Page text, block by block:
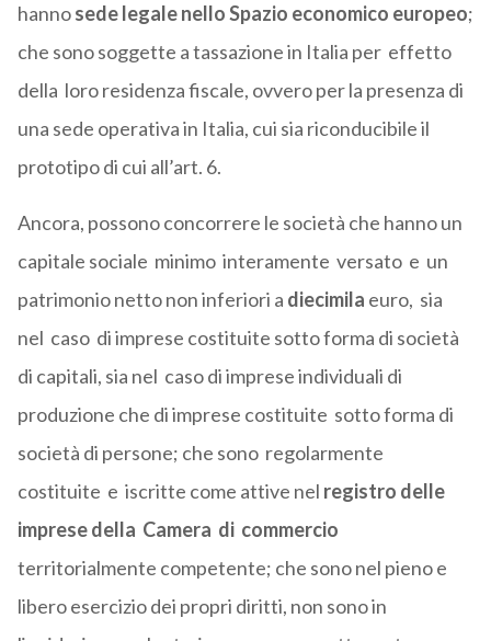
hannosede legale nello Spazio economico europeo;
che sono soggette a tassazione in Italia per effetto
della loro residenza fiscale, ovvero per la presenza di
una sede operativa in Italia, cui sia riconducibile il
prototipo di cui all’art. 6.
Ancora, possono concorrere le società che hanno un
capitale sociale minimo interamente versato e un
patrimonio netto non inferiori a diecimila euro, sia
nel caso di imprese costituite sotto forma di società
di capitali, sia nel caso di imprese individuali di
produzione che di imprese costituite sotto forma di
società di persone; che sono regolarmente
costituite e iscritte come attive nel registro delle
imprese della Camera di commercio
territorialmente competente; che sono nel pieno e
libero esercizio dei propri diritti, non sono in